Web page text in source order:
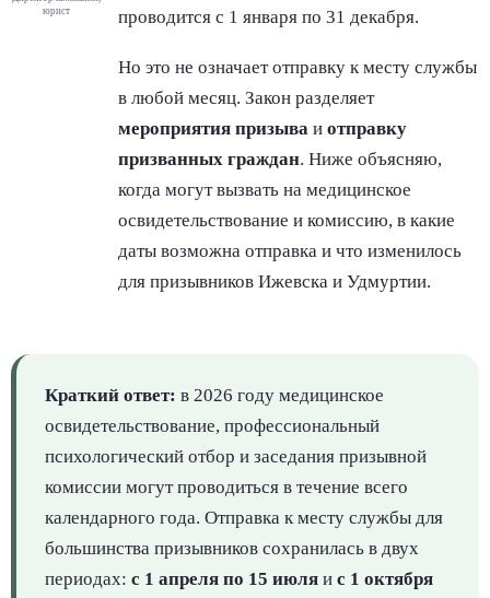
юрист
проводится с 1 января по 31 декабря.
Но это не означает отправку к месту службы
в любой месяц. Закон разделяет
мероприятия призыва и отправку
призванных граждан. Ниже объясняю,
когда могут вызвать на медицинское
освидетельствование и комиссию, в какие
даты возможна отправка и что изменилось
для призывников Ижевска и Удмуртии.
Краткий ответ: в 2026 году медицинское
освидетельствование, профессиональный
психологический отбор и заседания призывной
комиссии могут проводиться в течение всего
календарного года. Отправка к месту службы для
большинства призывников сохранилась в двух
периодах: с 1 апреля по 15 июля и с 1 октября